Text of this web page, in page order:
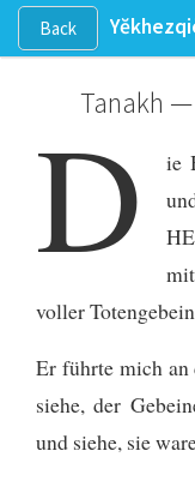
Back
Tanakh
D
ie
voller
Er führte mich an
siehe, der
und siehe, sie